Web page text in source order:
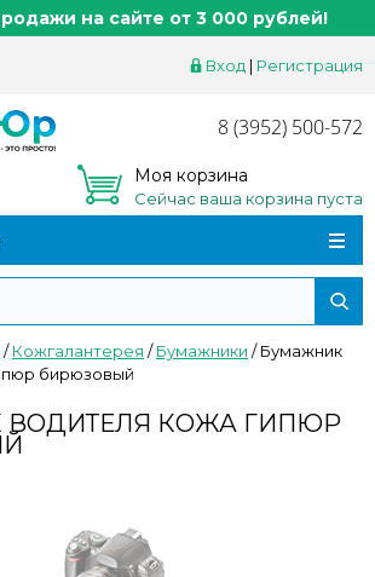
на сайте от 3 000 рублей!
Вход | Регистрация
8 (3952) 500-572
Моя корзина
Сейчас ваша корзина пуста
/Кожгалантерея /Бумажники /Бумажник
бирюзовый
КОЖА ГИПЮР